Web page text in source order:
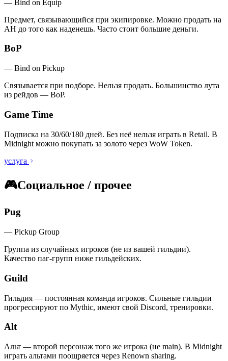
— Bind on Equip
Предмет, связывающийся при экипировке. Можно продать на
AH до того как наденешь. Часто стоит большие деньги.
BoP
— Bind on Pickup
Связывается при подборе. Нельзя продать. Большинство лута
из рейдов — BoP.
Game Time
Подписка на 30/60/180 дней. Без неё нельзя играть в Retail. В
Midnight можно покупать за золото через WoW Token.
услуга
🎮Социальное / прочее
Pug
— Pickup Group
Группа из случайных игроков (не из вашей гильдии).
Качество паг-групп ниже гильдейских.
Guild
Гильдия — постоянная команда игроков. Сильные гильдии
прогрессируют по Mythic, имеют свой Discord, тренировки.
Alt
Альт — второй персонаж того же игрока (не main). В Midnight
играть альтами поощряется через Renown sharing.